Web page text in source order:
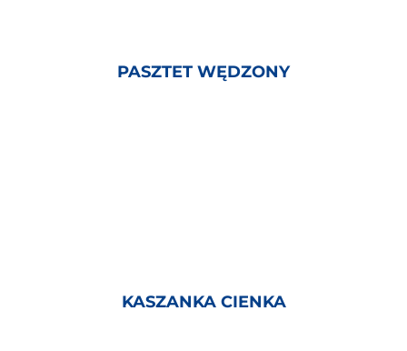
PASZTET WĘDZONY
KASZANKA CIENKA